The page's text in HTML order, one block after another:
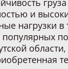
и
нагрузки